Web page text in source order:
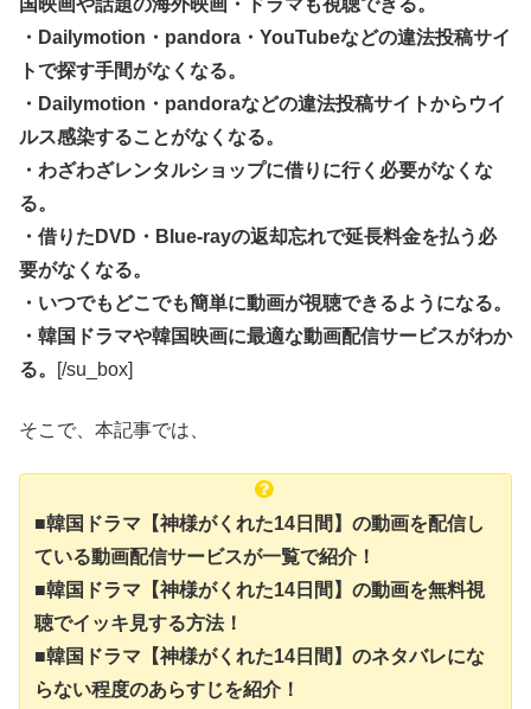
国映画や話題の海外映画・ドラマも視聴できる。
・Dailymotion・pandora・YouTubeなどの違法投稿サイ
トで探す手間がなくなる。
・Dailymotion・pandoraなどの違法投稿サイトからウイ
ルス感染することがなくなる。
・わざわざレンタルショップに借りに行く必要がなくな
る。
・借りたDVD・Blue-rayの返却忘れで延長料金を払う必
要がなくなる。
・いつでもどこでも簡単に動画が視聴できるようになる。
・韓国ドラマや韓国映画に最適な動画配信サービスがわか
る。
[/su_box]
そこで、本記事では、
■韓国ドラマ【神様がくれた14日間】の動画を配信し
ている動画配信サービスが一覧で紹介！
■韓国ドラマ【神様がくれた14日間】の動画を無料視
聴でイッキ見する方法！
■韓国ドラマ【神様がくれた14日間】のネタバレにな
らない程度のあらすじを紹介！